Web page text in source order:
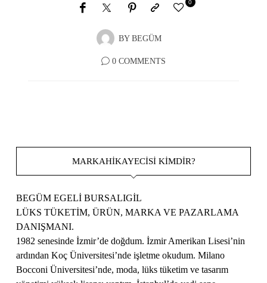
BY BEGÜM
0
0 COMMENTS
MARKAHIKAYECISI KIMDIR?
BEGÜM EGELİ BURSALIGİL
LÜKS TÜKETİM, ÜRÜN, MARKA VE PAZARLAMA
DANIŞMANI.
1982 senesinde İzmir’de doğdum. İzmir Amerikan Lisesi’nin
ardından Koç Üniversitesi’nde işletme okudum. Milano
Bocconi Üniversitesi’nde, moda, lüks tüketim ve tasarım